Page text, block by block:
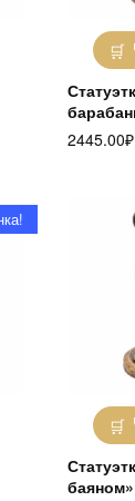
2445.00₽